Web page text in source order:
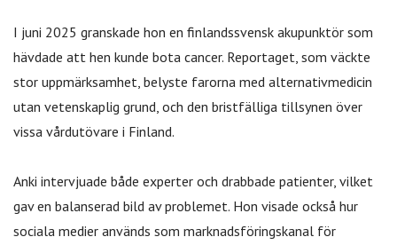
I juni 2025 granskade hon en finlandssvensk akupunktör som
hävdade att hen kunde bota cancer. Reportaget, som väckte
stor uppmärksamhet, belyste farorna med alternativmedicin
utan vetenskaplig grund, och den bristfälliga tillsynen över
vissa vårdutövare i Finland.
Anki intervjuade både experter och drabbade patienter, vilket
gav en balanserad bild av problemet. Hon visade också hur
sociala medier används som marknadsföringskanal för